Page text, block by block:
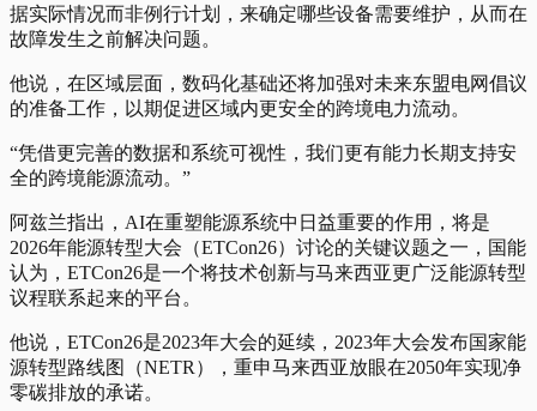
据实际情况而非例行计划，来确定哪些设备需要维护，从而在
故障发生之前解决问题。
他说，在区域层面，数码化基础还将加强对未来东盟电网倡议
的准备工作，以期促进区域内更安全的跨境电力流动。
“凭借更完善的数据和系统可视性，我们更有能力长期支持安
全的跨境能源流动。”
阿兹兰指出，AI在重塑能源系统中日益重要的作用，将是
2026年能源转型大会（ETCon26）讨论的关键议题之一，国能
认为，ETCon26是一个将技术创新与马来西亚更广泛能源转型
议程联系起来的平台。
他说，ETCon26是2023年大会的延续，2023年大会发布国家能
源转型路线图（NETR），重申马来西亚放眼在2050年实现净
零碳排放的承诺。